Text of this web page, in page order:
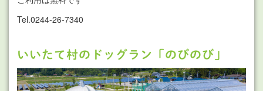
Tel.0244-26-7340
いいたて村のドッグラン「のびのび」